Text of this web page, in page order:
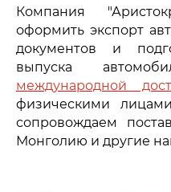
Компания
оформить экспорт
документов и
выпуска
международной
физическими
сопровождаем
Монголию и другие